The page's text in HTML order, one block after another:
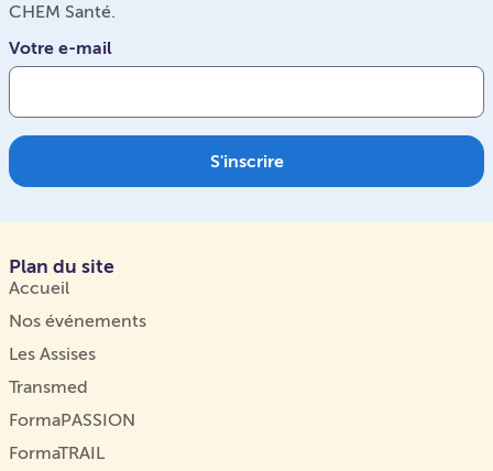
CHEM Santé.
Votre e-mail
S'inscrire
Plan du site
Accueil
Nos événements
Les Assises
Transmed
FormaPASSION
FormaTRAIL